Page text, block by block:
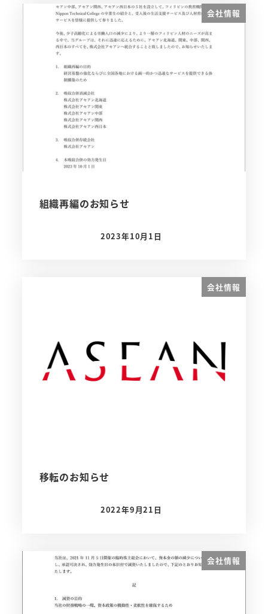
会社情報
組織再編のお知らせ
投稿日
2023年10月1日
会社情報
移転のお知らせ
投稿日
2022年9月21日
会社情報